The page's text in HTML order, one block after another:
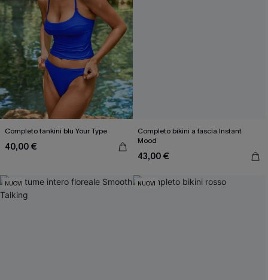
Completo tankini blu Your Type
40,00 €
Completo bikini a fascia Instant
Mood
43,00 €
NUOVI NUOVI